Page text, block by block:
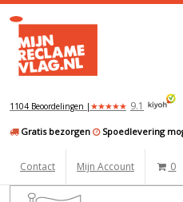
1104 Beoordelingen | ★★★★★ 9.1
Gratis bezorgen Spoedlevering
Contact Mijn Account 0